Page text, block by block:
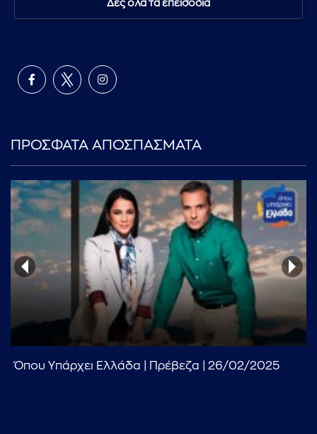
...πληκτρολογήστε κείμενο προς αναζήτηση
Δες όλα τα επεισόδια
ΠΡΟΣΦΑΤΑ ΑΠΟΣΠΑΣΜΑΤΑ
Όπου Υπάρχει Ελλάδα | Πρέβεζα | 26/02/2025